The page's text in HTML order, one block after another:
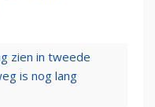
zien in tweede
is nog lang